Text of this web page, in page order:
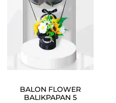
BALON FLOWER
BALIKPAPAN 5